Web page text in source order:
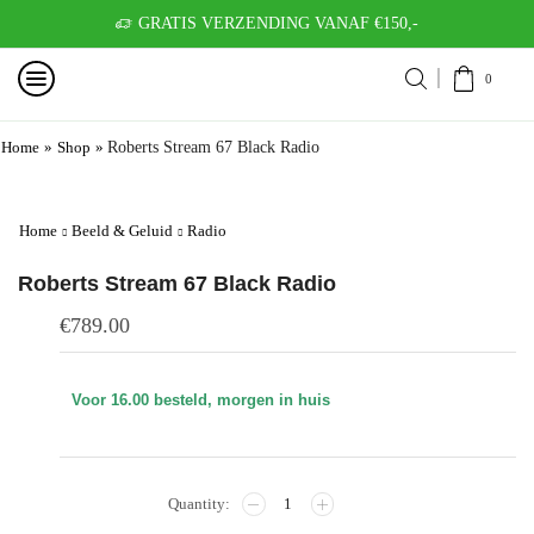
GRATIS VERZENDING VANAF €150,-
0
Home » Shop » Roberts Stream 67 Black Radio
Home Beeld & Geluid Radio
Roberts Stream 67 Black Radio
€789.00
Voor 16.00 besteld, morgen in huis